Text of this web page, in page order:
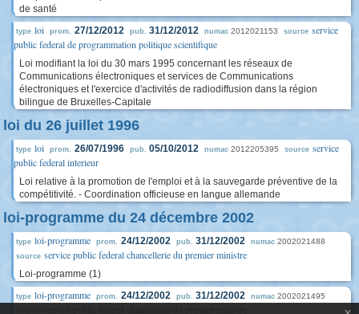
de santé
type loi prom. 27/12/2012 pub. 31/12/2012 numac 2012021153 source service
public federal de programmation politique scientifique
Loi modifiant la loi du 30 mars 1995 concernant les réseaux de
Communications électroniques et services de Communications
électroniques et l'exercice d'activités de radiodiffusion dans la région
bilingue de Bruxelles-Capitale
loi du 26 juillet 1996
type loi prom. 26/07/1996 pub. 05/10/2012 numac 2012205395 source service
public federal interieur
Loi relative à la promotion de l'emploi et à la sauvegarde préventive de la
compétitivité. - Coordination officieuse en langue allemande
loi-programme du 24 décembre 2002
type loi-programme prom. 24/12/2002 pub. 31/12/2002 numac 2002021488
source service public federal chancellerie du premier ministre
Loi-programme (1)
type loi-programme prom. 24/12/2002 pub. 31/12/2002 numac 2002021495